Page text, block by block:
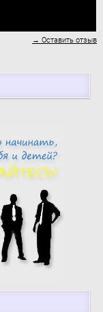
→ Оставить отзыв